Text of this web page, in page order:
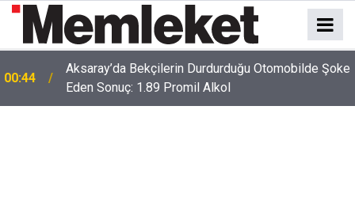
00:44
Aksaray’da Bekçilerin Durdurduğu Otomobilde Şoke
Eden Sonuç: 1.89 Promil Alkol